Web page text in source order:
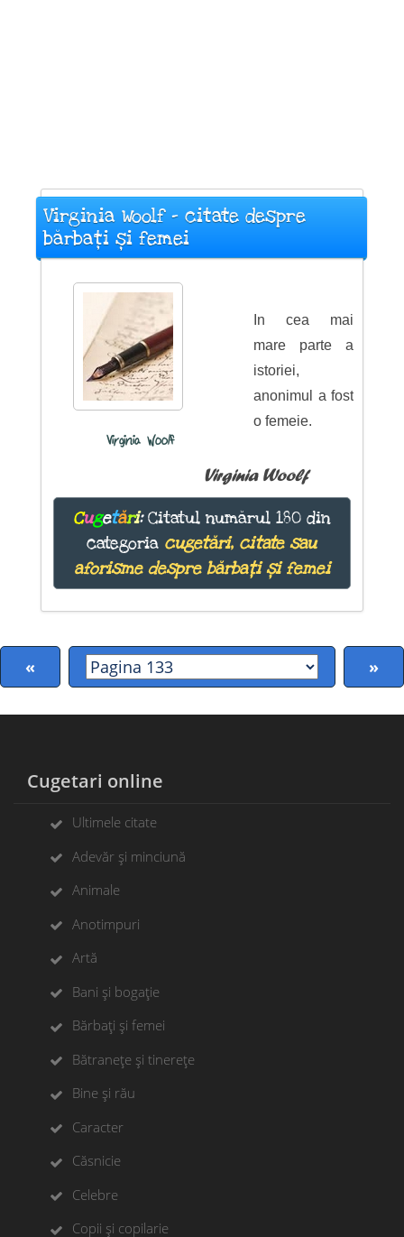
Virginia Woolf - citate despre
bărbați și femei
Virginia Woolf
In cea mai
mare parte a
istoriei,
anonimul a fost
o femeie.
Virginia Woolf
Cugetări:Citatul numărul 180 din
categoria cugetări, citate sau
aforisme despre bărbați și femei
« »
Cugetari online
Ultimele citate
Adevăr și minciună
Animale
Anotimpuri
Artă
Bani și bogație
Bărbați și femei
Bătranețe și tinerețe
Bine și rău
Caracter
Căsnicie
Celebre
Copii și copilarie